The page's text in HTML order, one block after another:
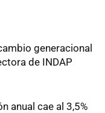
generacional
de INDAP
anual cae al 3,5%